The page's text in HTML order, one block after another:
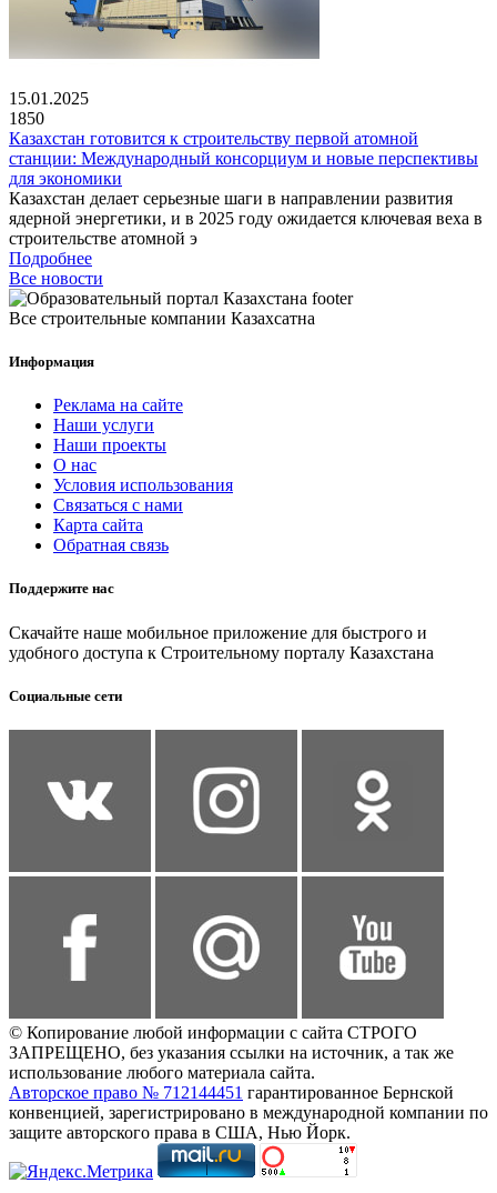
15.01.2025
1850
Казахстан готовится к строительству первой атомной
станции: Международный консорциум и новые перспективы
для экономики
Казахстан делает серьезные шаги в направлении развития
ядерной энергетики, и в 2025 году ожидается ключевая веха в
строительстве атомной э
Подробнее
Все новости
Все строительные компании Казахсатна
Информация
Реклама на сайте
Наши услуги
Наши проекты
О нас
Условия использования
Связаться с нами
Карта сайта
Обратная связь
Поддержите нас
Скачайте наше мобильное приложение для быстрого и
удобного доступа к Строительному порталу Казахстана
Социальные сети
© Копирование любой информации с сайта СТРОГО
ЗАПРЕЩЕНО, без указания ссылки на источник, а так же
использование любого материала сайта.
Авторское право № 712144451 гарантированное Бернской
конвенцией, зарегистрировано в международной компании по
защите авторского права в США, Нью Йорк.